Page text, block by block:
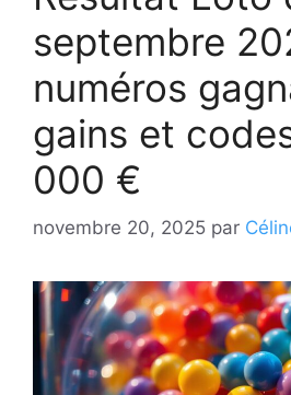
septembre
numéros
gains et
000 €
novembre 20, 2025 par